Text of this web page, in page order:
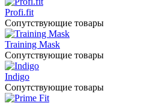
Profi.fit
Сопутствующие товары
Training Mask
Сопутствующие товары
Indigo
Сопутствующие товары